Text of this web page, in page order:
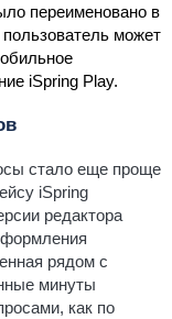
переименовано в
может
iSpring Play.
стало еще проще
iSpring
редактора
рядом с
минуты
как по